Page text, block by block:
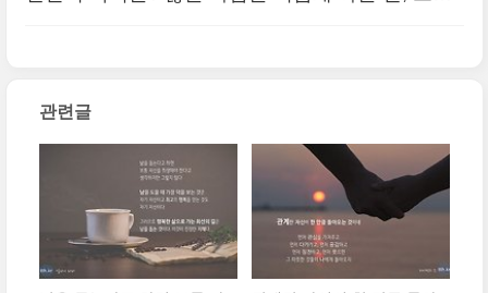
에게 더 큰 이익이 돌아옵니다. 이것을 ..
관련글